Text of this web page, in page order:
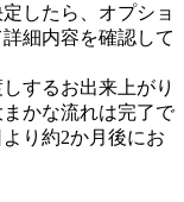
したら、オプショ
細内容を確認して
するお出来上がり
かな流れは完了で
り約2か月後にお